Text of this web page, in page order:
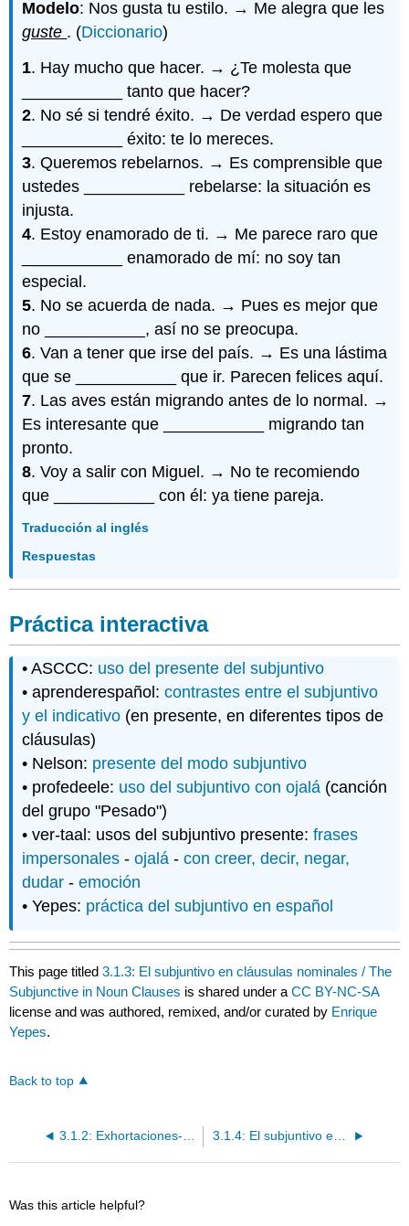
Modelo: Nos gusta tu estilo. → Me alegra que les
guste . (Diccionario)
1. Hay mucho que hacer. → ¿Te molesta que
___________ tanto que hacer?
2. No sé si tendré éxito. → De verdad espero que
___________ éxito: te lo mereces.
3. Queremos rebelarnos. → Es comprensible que
ustedes ___________ rebelarse: la situación es
injusta.
4. Estoy enamorado de ti. → Me parece raro que
___________ enamorado de mí: no soy tan
especial.
5. No se acuerda de nada. → Pues es mejor que
no ___________, así no se preocupa.
6. Van a tener que irse del país. → Es una lástima
que se ___________ que ir. Parecen felices aquí.
7. Las aves están migrando antes de lo normal. →
Es interesante que ___________ migrando tan
pronto.
8. Voy a salir con Miguel. → No te recomiendo
que ___________ con él: ya tiene pareja.
Traducción al inglés
Respuestas
Práctica interactiva
• ASCCC: uso del presente del subjuntivo
• aprenderespañol:contrastes entre el subjuntivo
y el indicativo (en presente, en diferentes tipos de
cláusulas)
• Nelson: presente del modo subjuntivo
• profedeele: uso del subjuntivo con ojalá (canción
del grupo "Pesado")
• ver-taal: usos del subjuntivo presente:frases
impersonales -ojalá -con creer, decir, negar,
dudar -emoción
• Yepes: práctica del subjuntivo en español
This page titled3.1.3: El subjuntivo en cláusulas nominales / The
Subjunctive in Noun Clauses is shared under aCC BY-NC-SA
license and was authored, remixed, and/or curated by Enrique
Yepes.
Back to top
3.1.4: El subjuntivo en cláusulas adjetivas / The Subjunctive in Adjective Clauses
Was this article helpful?